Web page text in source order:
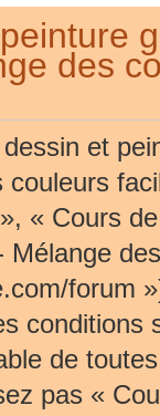
des
et
« Cours
Mélange
forum
conditions
de
pas «